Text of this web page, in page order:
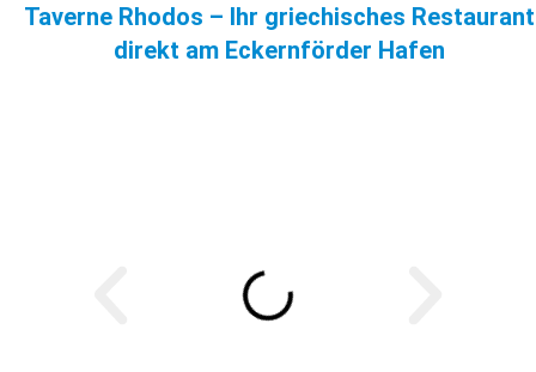
Taverne Rhodos – Ihr griechisches Restaurant
direkt am Eckernförder Hafen